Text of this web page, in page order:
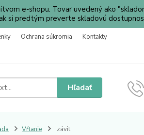
e-shopu. Tovar uvedený ako
si predtým preverte skladovú
Ochrana súkromia
Kontakty
Hľadať
Vŕtanie závit